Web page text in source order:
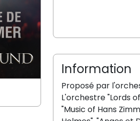
Information
Proposé par
L'orchestre "Lords
"Music of Hans